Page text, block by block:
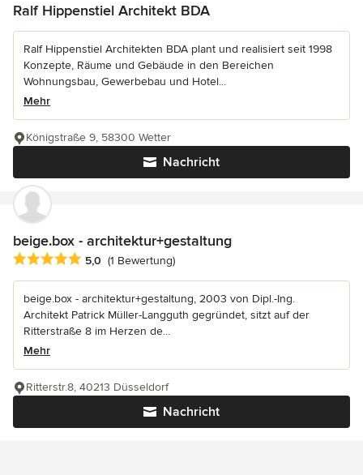
Ralf Hippenstiel Architekt BDA
Ralf Hippenstiel Architekten BDA plant und realisiert seit 1998
Konzepte, Räume und Gebäude in den Bereichen
Wohnungsbau, Gewerbebau und Hotel...
Mehr
Nachricht
Königstraße 9, 58300 Wetter
beige.box - architektur+gestaltung
Durchschnittliche Bewertung: 5 von 5 Sternen
5,0 (1 Bewertung)
beige.box - architektur+gestaltung, 2003 von Dipl.-Ing.
Architekt Patrick Müller-Langguth gegründet, sitzt auf der
Ritterstraße 8 im Herzen de...
Mehr
Nachricht
Ritterstr.8, 40213 Düsseldorf